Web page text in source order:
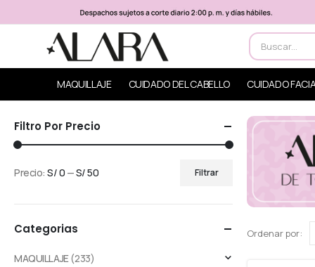
MAQUILLAJE CUIDADO DEL CABELLO CUIDADO
Ordenar por:
Filtro Por Precio
Filtrar
Precio:S/ 0 —S/ 50
Categorias
MAQUILLAJE(233)